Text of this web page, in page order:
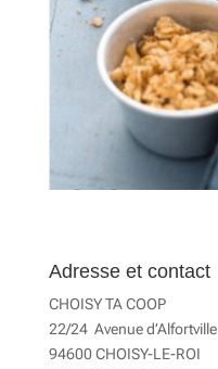
Adresse et contact
CHOISY TA COOP
22/24 Avenue d’Alfortville
94600 CHOISY-LE-ROI